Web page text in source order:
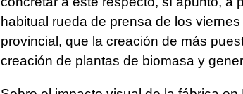
habitual rueda de prensa de los
provincial, que la creación de más
creación de plantas de biomasa y